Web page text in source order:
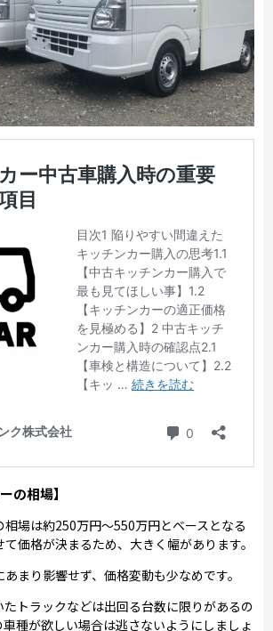
の相場】
相場は約250万円～550万円とベースとなる
価格が決まるため、大きく幅があります。
まり影響せず、価格変動も少なめです。
トラックなどは出回る台数に限りがあるの
種が欲しい場合は逃さないようにしましょ